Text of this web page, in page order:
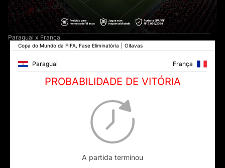
Paraguai x França
Copa do Mundo da FIFA, Fase Eliminatória Oitavas
Paraguai França
PROBABILIDADE DE VITÓRIA
A partida terminou